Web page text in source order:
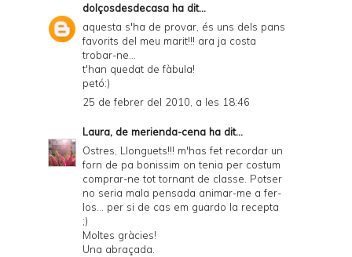
dolçosdesdecasa ha dit...
aquesta s'ha de provar, és uns dels pans
favorits del meu marit!!! ara ja costa
trobar-ne...
t'han quedat de fàbula!
petó:)
25 de febrer del 2010, a les 18:46
Laura, de merienda-cena ha dit...
Ostres, Llonguets!!! m'has fet recordar un
forn de pa bonissim on tenia per costum
comprar-ne tot tornant de classe. Potser
no seria mala pensada animar-me a fer-
los... per si de cas em guardo la recepta
;)
Moltes gràcies!
Una abraçada.